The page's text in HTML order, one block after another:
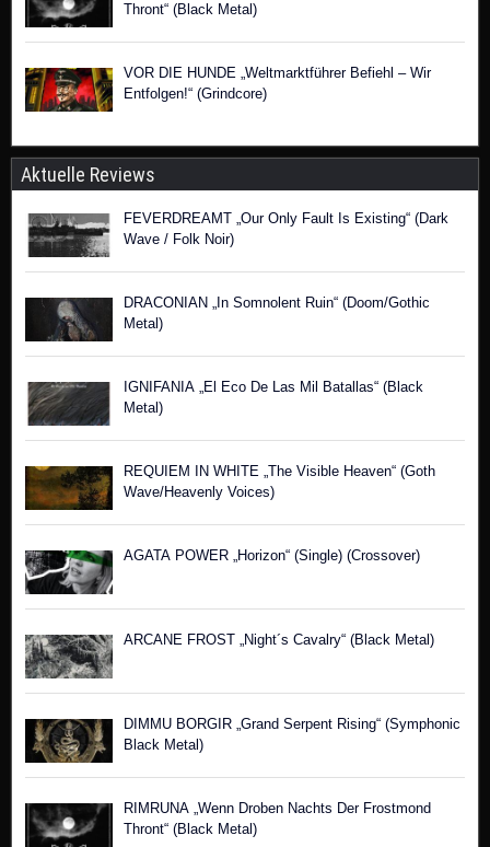
Thront“ (Black Metal)
VOR DIE HUNDE „Weltmarktführer Befiehl – Wir
Entfolgen!“ (Grindcore)
Aktuelle Reviews
FEVERDREAMT „Our Only Fault Is Existing“ (Dark
Wave / Folk Noir)
DRACONIAN „In Somnolent Ruin“ (Doom/Gothic
Metal)
IGNIFANIA „El Eco De Las Mil Batallas“ (Black
Metal)
REQUIEM IN WHITE „The Visible Heaven“ (Goth
Wave/Heavenly Voices)
AGATA POWER „Horizon“ (Single) (Crossover)
ARCANE FROST „Night´s Cavalry“ (Black Metal)
DIMMU BORGIR „Grand Serpent Rising“ (Symphonic
Black Metal)
RIMRUNA „Wenn Droben Nachts Der Frostmond
Thront“ (Black Metal)